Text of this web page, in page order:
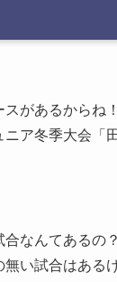
スがあるからね！
ニア冬季大会「
合なんてあるの
無い試合はある